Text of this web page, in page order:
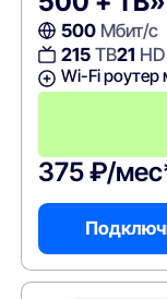
500Мбит/с
215ТВ21 HD
Wi-Fi роутер
375 ₽/